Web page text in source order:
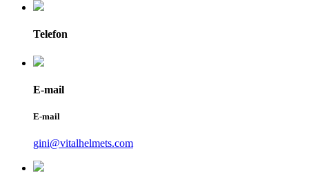
Telefon
E-mail
E-mail
gini@vitalhelmets.com